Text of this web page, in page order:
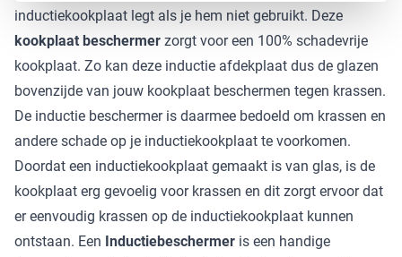
inductiekookplaat legt als je hem niet gebruikt. Deze
kookplaat beschermer zorgt voor een 100% schadevrije
kookplaat. Zo kan deze inductie afdekplaat dus de glazen
bovenzijde van jouw kookplaat beschermen tegen krassen.
De inductie beschermer is daarmee bedoeld om krassen en
andere schade op je inductiekookplaat te voorkomen.
Doordat een inductiekookplaat gemaakt is van glas, is de
kookplaat erg gevoelig voor krassen en dit zorgt ervoor dat
er eenvoudig krassen op de inductiekookplaat kunnen
ontstaan. Een Inductiebeschermer is een handige